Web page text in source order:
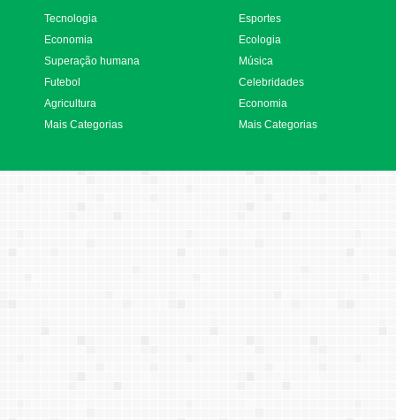
Tecnologia
Economia
Superação humana
Futebol
Agricultura
Mais Categorias
Esportes
Ecologia
Música
Celebridades
Economia
Mais Categorias